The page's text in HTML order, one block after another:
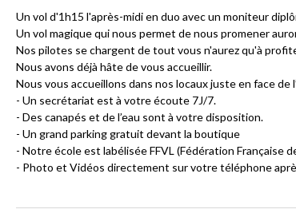
Un vol d'1h15 l'après-midi en duo avec un moniteur
Un vol magique qui nous permet de nous promener
Nos pilotes se chargent de tout vous n'aurez qu'à
Nous avons déjà hâte de vous accueillir.
Nous vous accueillons dans nos locaux juste en face de
- Un secrétariat est à votre écoute 7J/7.
- Des canapés et de l’eau sont à votre disposition.
- Un grand parking gratuit devant la boutique
- Notre école est labélisée FFVL (Fédération Française
- Photo et Vidéos directement sur votre téléphone